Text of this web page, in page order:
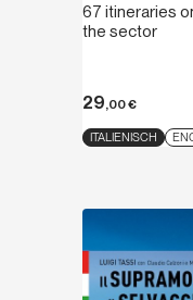
67 itineraries
the sector
29,00€
ITALIENISCH